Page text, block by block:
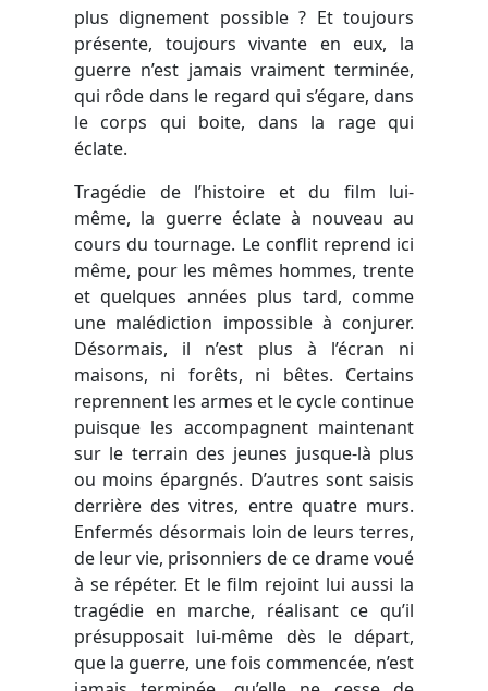
plus dignement possible ? Et toujours
présente, toujours vivante en eux, la
guerre n’est jamais vraiment terminée,
qui rôde dans le regard qui s’égare, dans
le corps qui boite, dans la rage qui
éclate.
Tragédie de l’histoire et du film lui-
même, la guerre éclate à nouveau au
cours du tournage. Le conflit reprend ici
même, pour les mêmes hommes, trente
et quelques années plus tard, comme
une malédiction impossible à conjurer.
Désormais, il n’est plus à l’écran ni
maisons, ni forêts, ni bêtes. Certains
reprennent les armes et le cycle continue
puisque les accompagnent maintenant
sur le terrain des jeunes jusque-là plus
ou moins épargnés. D’autres sont saisis
derrière des vitres, entre quatre murs.
Enfermés désormais loin de leurs terres,
de leur vie, prisonniers de ce drame voué
à se répéter. Et le film rejoint lui aussi la
tragédie en marche, réalisant ce qu’il
présupposait lui-même dès le départ,
que la guerre, une fois commencée, n’est